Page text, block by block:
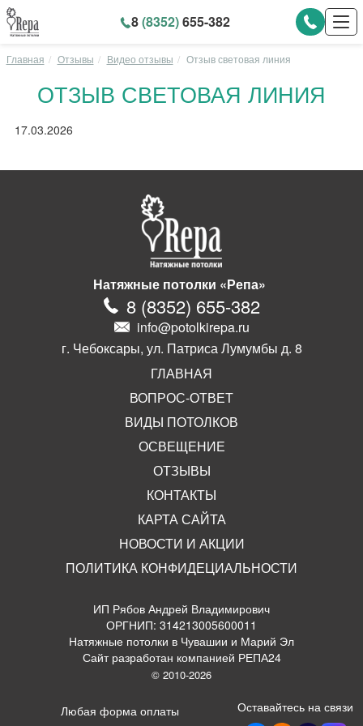
8(8352)655-382
Главная Отзывы Видео отзывы Отзыв световая линия
ОТЗЫВ СВЕТОВАЯ ЛИНИЯ
17.03.2026
Натяжные потолки «Репа»
8 (8352) 655-382
info@potolkirepa.ru
г. Чебоксары, ул. Патриса Лумумбы д. 8
ГЛАВНАЯ
ВОПРОС-ОТВЕТ
ВИДЫ ПОТОЛКОВ
ОСВЕЩЕНИЕ
ОТЗЫВЫ
КОНТАКТЫ
КАРТА САЙТА
НОВОСТИ И АКЦИИ
ПОЛИТИКА КОНФИДЕЦИАЛЬНОСТИ
ИП Рябов Андрей Владимирович
ОРГНИП: 314213005600011
Натяжные потолки в Чувашии и Марий Эл
Сайт разработан компанией РЕПА24
© 2010-2026
Любая форма оплаты Оставайтесь на связи